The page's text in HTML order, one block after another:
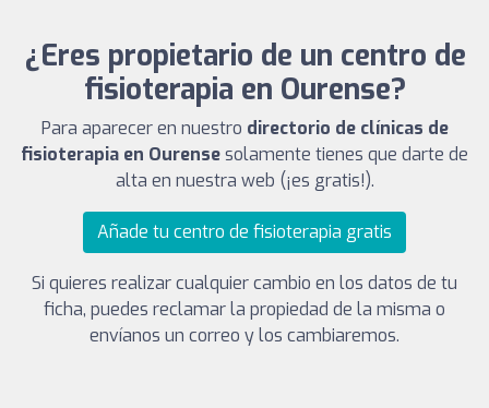
¿Eres propietario de un centro de
fisioterapia en Ourense?
Para aparecer en nuestro directorio de clínicas de
fisioterapia en Ourensesolamente tienes que darte de
alta en nuestra web (¡es gratis!).
Añade tu centro de fisioterapia gratis
Si quieres realizar cualquier cambio en los datos de tu
ficha, puedes reclamar la propiedad de la misma o
envíanos un correo y los cambiaremos.